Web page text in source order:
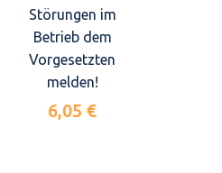
Störungen im
Betrieb dem
Vorgesetzten
melden!
6,05 €